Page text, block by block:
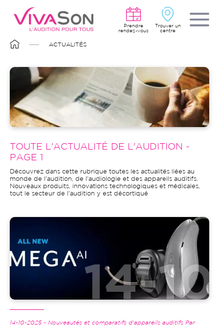
contenu
principal
Prendre
rendez-vous
Trouver un
centre
FIL
D'ARIANE
ACTUALITÉS
Image
TOUTE L'ACTUALITÉ DE L'AUDITION -
PAGE 1
Découvrez dans cette rubrique toutes les actualités liées au
monde de l'audition, de l'audiologie et des appareils auditifs.
Nouveaux produits, innovations technologiques et médicales,
tout le secteur de l'audition y est décortiqué
Image
14-10-2025 - Nouveautés et comparatifs d'appareils auditifs Par